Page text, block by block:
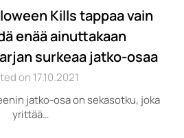
Kills tappaa vain
enää ainuttakaan
surkeaa jatko-osaa
on 17.10.2021
jatko-osa on sekasotku, joka
yrittää…